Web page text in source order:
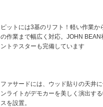
ピットには3基のリフト！軽い作業か
の作業まで幅広く対応。JOHN BEAN
ントテスターも完備しています
ファサードには、ウッド貼りの天井
ンライトがデモカーを美しく演出す
スを設置。